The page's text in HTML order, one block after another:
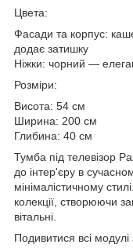
Цвета:
Фасади та корпус:
додає затишку
Ніжки: чорний —
Розміри:
Висота: 54 см
Ширина: 200 см
Глибина: 40 см
Тумба під телевізор
до інтер'єру в
мінімалістичному
колекції, створюючи
вітальні.
Подивитися всі